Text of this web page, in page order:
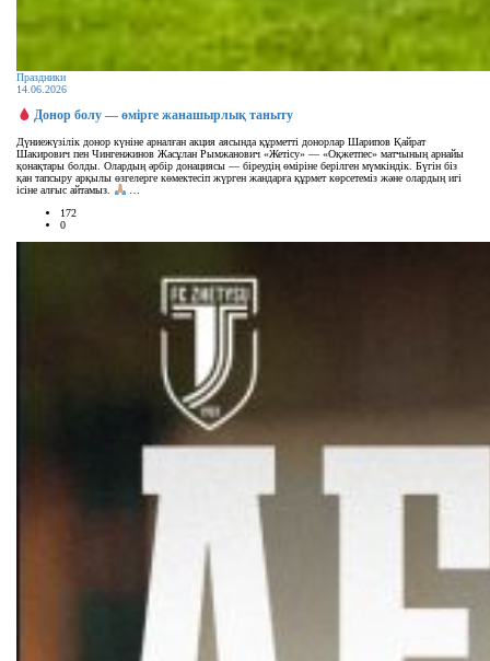
Праздники
14.06.2026
Донор болу — өмірге жанашырлық таныту
Дүниежүзілік донор күніне арналған акция аясында құрметті донорлар Шарипов Қайрат
Шакирович пен Чингенжинов Жасұлан Рымжанович «Жетісу» — «Оқжетпес» матчының арнайы
қонақтары болды. Олардың әрбір донациясы — біреудің өміріне берілген мүмкіндік. Бүгін біз
қан тапсыру арқылы өзгелерге көмектесіп жүрген жандарға құрмет көрсетеміз және олардың игі
ісіне алғыс айтамыз.
172
0